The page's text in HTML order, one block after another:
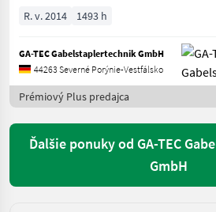
R. v. 2014 1493 h
GA-TEC Gabelstaplertechnik GmbH
44263 Severné Porýnie-Vestfálsko
Prémiový Plus predajca
Ďalšie ponuky od GA-TEC
GmbH